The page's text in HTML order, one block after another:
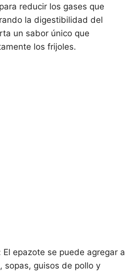
reducir los gases que
la digestibilidad del
un sabor único que
los frijoles.
El epazote se puede agregar a
sopas, guisos de pollo y